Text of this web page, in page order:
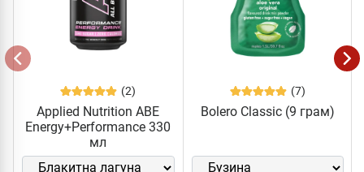
(2)
Applied Nutrition ABE
Energy+Performance 330
мл
(7)
Bolero Classic (9 грам)